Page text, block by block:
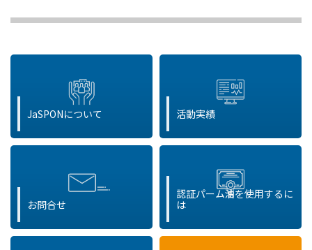
JaSPONについて 活動実績
お問合せ
認証パーム油を使用するに
は